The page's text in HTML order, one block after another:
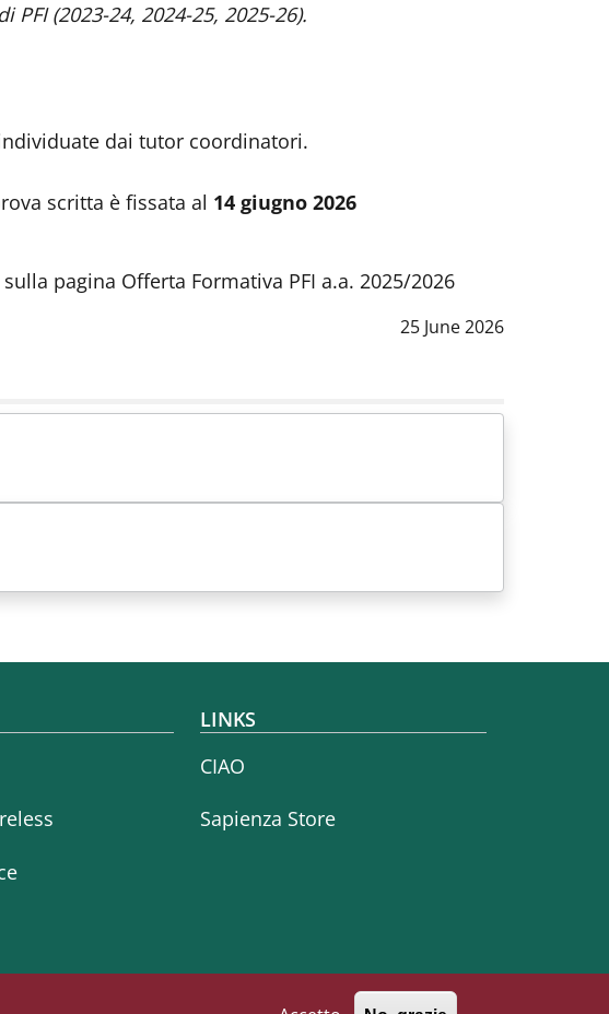
PFI (2023-24, 2024-25, 2025-26).
dai tutor coordinatori.
scritta è fissata al 14 giugno 2026
pagina Offerta Formativa PFI a.a. 2025/2026
Data notizia
25 June 2026
LINKS
CIAO
Sapienza Store